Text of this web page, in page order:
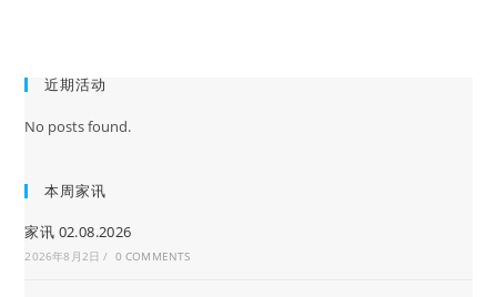
近期活动
No posts found.
本周家讯
家讯 02.08.2026
2026年8月2日 / 0 COMMENTS